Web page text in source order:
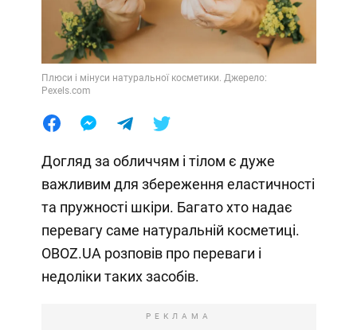
Лайфхаки
Плюси і мінуси натуральної косметики. Джерело:
Pexels.com
Догляд за обличчям і тілом є дуже
важливим для збереження еластичності
та пружності шкіри. Багато хто надає
перевагу саме натуральній косметиці.
OBOZ.UA розповів про переваги і
недоліки таких засобів.
РЕКЛАМА